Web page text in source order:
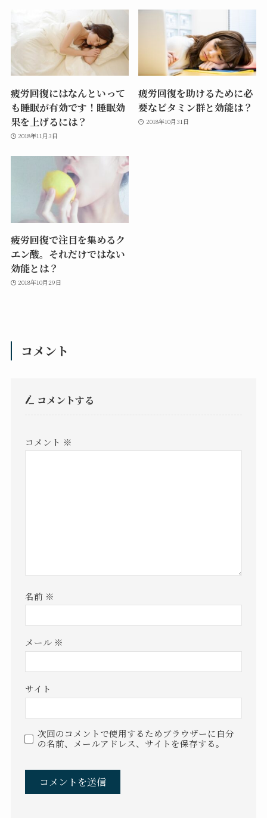
疲労回復にはなんといって
も睡眠が有効です！睡眠効
果を上げるには？
2018年11月3日
疲労回復を助けるために必
要なビタミン群と効能は？
2018年10月31日
疲労回復で注目を集めるク
エン酸。それだけではない
効能とは？
2018年10月29日
コメント
コメントする
コメント ※
名前 ※
メール ※
サイト
次回のコメントで使用するためブラウザーに自分
の名前、メールアドレス、サイトを保存する。